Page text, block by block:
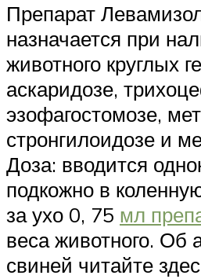
Препарат
назначается при
животного круглых
аскаридозе,
эзофагостомозе,
стронгилоидозе и
Доза: вводится
подкожно в
за ухо 0, 75 мл
веса животного. Об
свиней читайте